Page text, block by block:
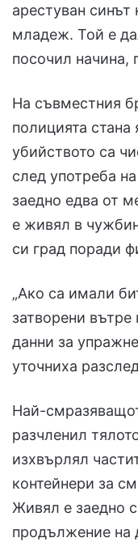
арестуван
младеж. Той е
посочил начина,
На съвместния
полицията стана
убийството са
след употреба
заедно едва от
е живял в
си град поради
„Ако са имали
затворени
данни за
уточниха
Най-
разчленил
изхвърлял
контейнери за
Живял е заедно
продължение на